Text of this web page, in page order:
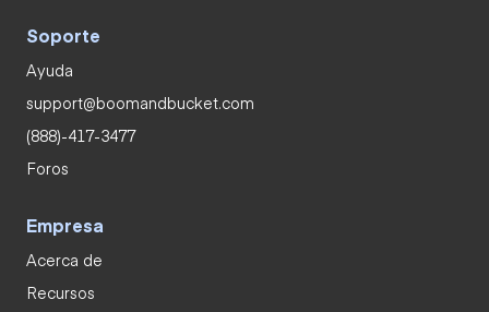
Soporte
Ayuda
support@boomandbucket.com
(888)-417-3477
Foros
Empresa
Acerca de
Recursos